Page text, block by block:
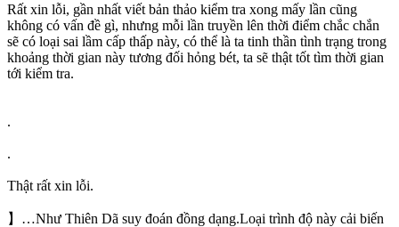
Rất xin lỗi, gần nhất viết bản thảo kiểm tra xong mấy lần cũng
không có vấn đề gì, nhưng mỗi lần truyền lên thời điểm chắc chắn
sẽ có loại sai lầm cấp thấp này, có thể là ta tinh thần tình trạng trong
khoảng thời gian này tương đối hỏng bét, ta sẽ thật tốt tìm thời gian
tới kiểm tra.
.
.
Thật rất xin lỗi.
】…Như Thiên Dã suy đoán đồng dạng.Loại trình độ này cải biến